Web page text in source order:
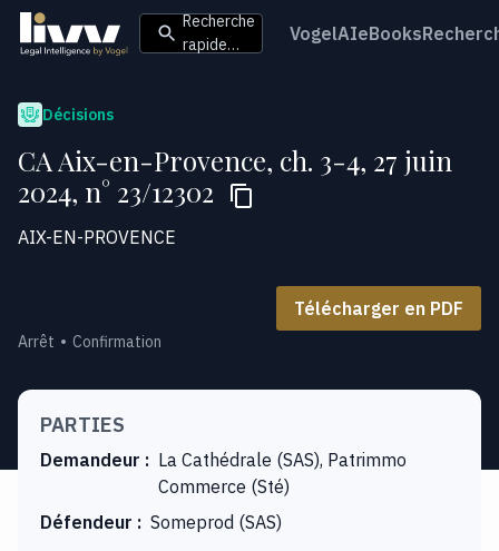
Recherche
rapide…
VogelAIeBooks
Décisions
CA Aix-en-Provence, ch. 3-4, 27 juin
2024, n° 23/12302
AIX-EN-PROVENCE
Télécharger en PDF
Arrêt Confirmation
PARTIES
Demandeur : La Cathédrale (SAS), Patrimmo
Commerce (Sté)
Défendeur : Someprod (SAS)